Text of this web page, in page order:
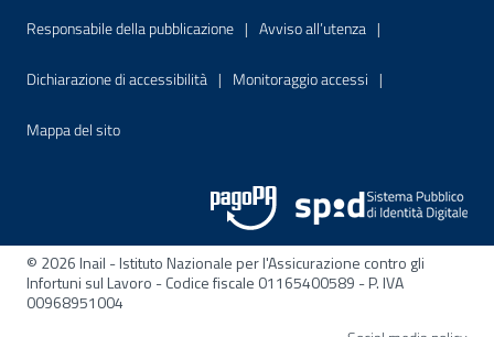
Menu di servizio
Responsabile della pubblicazione Sito interno - Apre in una nuova
Avviso all’utenza Sito interno -
Dichiarazione di accessibilità Sito interno - Apre in una nuova finestra
Monitoraggio accessi Sito interno -
Mappa del sitoSito interno - Apre nella stessa finestra
© 2026 Inail - Istituto Nazionale per l'Assicurazione contro gli
Infortuni sul Lavoro - Codice fiscale 01165400589 - P. IVA
00968951004